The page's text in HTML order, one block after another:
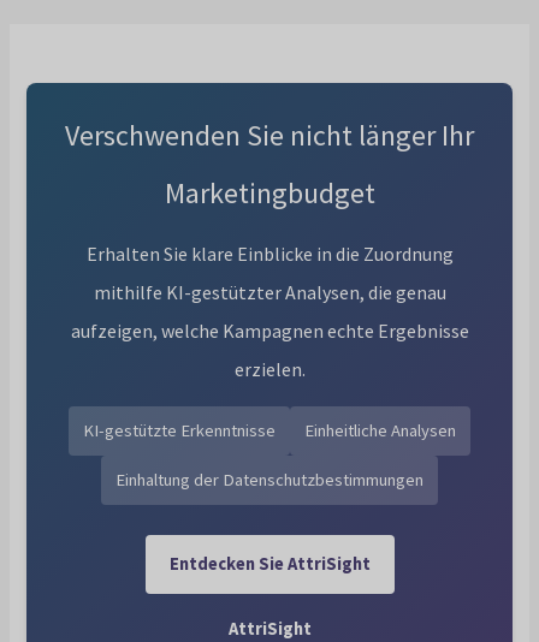
Verschwenden Sie nicht länger Ihr
Marketingbudget
Erhalten Sie klare Einblicke in die Zuordnung
mithilfe KI-gestützter Analysen, die genau
aufzeigen, welche Kampagnen echte Ergebnisse
erzielen.
KI-gestützte Erkenntnisse Einheitliche Analysen
Einhaltung der Datenschutzbestimmungen
Entdecken Sie AttriSight
AttriSight